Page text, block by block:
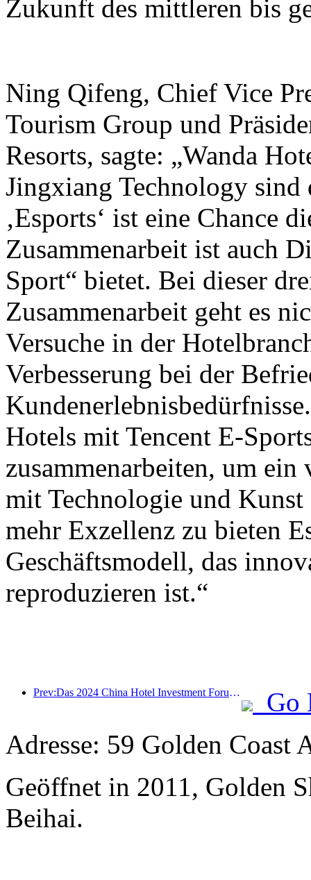
Zukunft des mittleren bis
Ning Qifeng, Chief Vice
Tourism Group und
Resorts, sagte: „Wanda
Jingxiang Technology sind
‚Esports‘ ist eine Chance
Zusammenarbeit ist auch
Sport“ bietet. Bei dieser
Zusammenarbeit geht es
Versuche in der
Verbesserung bei der
Hotels mit Tencent E-
zusammenarbeiten, um
mit Technologie und Kunst
mehr Exzellenz zu bieten
Geschäftsmodell, das
reproduzieren ist.“
Prev:Das 2024 China Hotel Investment Forum wurde erfolgreich in Peking abgehalten
Go
Adresse: 59 Golden Coast
Geöffnet in 2011, Golden
Beihai.